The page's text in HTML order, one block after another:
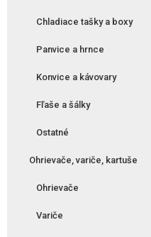
Chladiace tašky a boxy
Panvice a hrnce
Konvice a kávovary
Fľaše a šálky
Ostatné
Ohrievače, variče, kartuše
Ohrievače
Variče